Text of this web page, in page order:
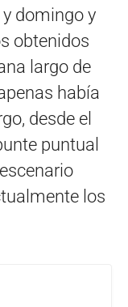
domingo y
obtenidos
largo de
había
desde el
puntual
los